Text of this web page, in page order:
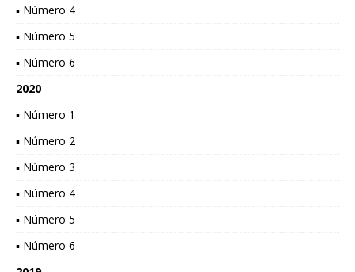
▪ Número 4
▪ Número 5
▪ Número 6
2020
▪ Número 1
▪ Número 2
▪ Número 3
▪ Número 4
▪ Número 5
▪ Número 6